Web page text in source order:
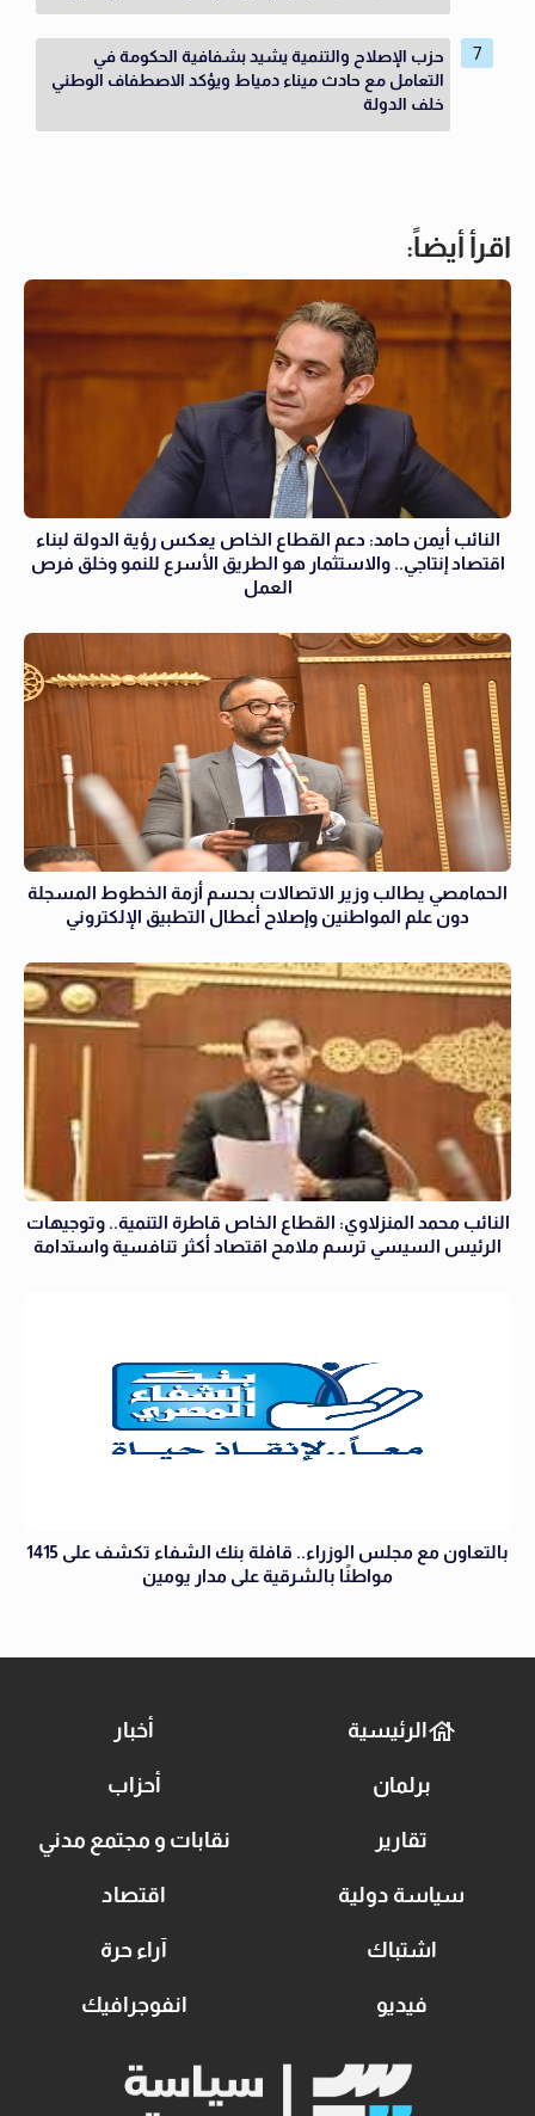
حزب الإصلاح والتنمية يشيد بشفافية الحكومة في
التعامل مع حادث ميناء دمياط ويؤكد الاصطفاف الوطني
خلف الدولة
اقرأ أيضاً:
النائب أيمن حامد: دعم القطاع الخاص يعكس رؤية الدولة لبناء
اقتصاد إنتاجي.. والاستثمار هو الطريق الأسرع للنمو وخلق فرص
العمل
الحمامصي يطالب وزير الاتصالات بحسم أزمة الخطوط المسجلة
دون علم المواطنين وإصلاح أعطال التطبيق الإلكتروني
النائب محمد المنزلاوي: القطاع الخاص قاطرة التنمية.. وتوجيهات
الرئيس السيسي ترسم ملامح اقتصاد أكثر تنافسية واستدامة
بالتعاون مع مجلس الوزراء.. قافلة بنك الشفاء تكشف على 1415
مواطنًا بالشرقية على مدار يومين
الرئيسية أخبار
برلمان أحزاب
تقارير نقابات و مجتمع مدني
سياسة دولية اقتصاد
اشتباك آراء حرة
فيديو انفوجرافيك